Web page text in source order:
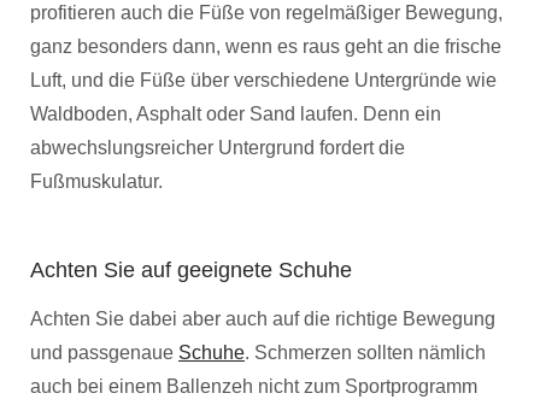
profitieren auch die Füße von regelmäßiger Bewegung,
ganz besonders dann, wenn es raus geht an die frische
Luft, und die Füße über verschiedene Untergründe wie
Waldboden, Asphalt oder Sand laufen. Denn ein
abwechslungsreicher Untergrund fordert die
Fußmuskulatur.
Achten Sie auf geeignete Schuhe
Achten Sie dabei aber auch auf die richtige Bewegung
und passgenaue Schuhe. Schmerzen sollten nämlich
auch bei einem Ballenzeh nicht zum Sportprogramm